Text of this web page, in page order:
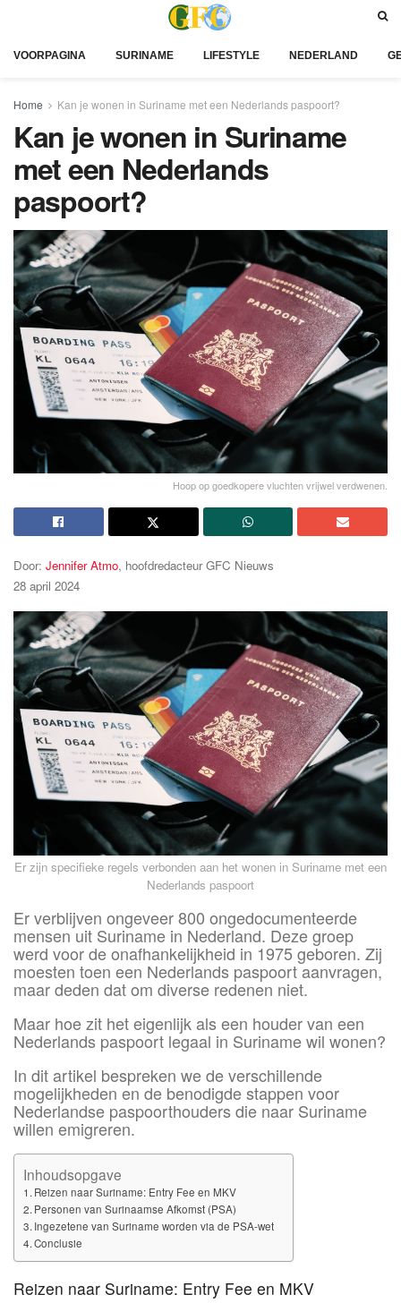
VOORPAGINA SURINAME LIFESTYLE NEDERLAND
Home Kan je wonen in Suriname met een Nederlands paspoort?
Kan je wonen in Suriname
met een Nederlands
paspoort?
Hoop op goedkopere vluchten vrijwel verdwenen.
Door: Jennifer Atmo, hoofdredacteur GFC Nieuws
28 april 2024
Er zijn specifieke regels verbonden aan het wonen in Suriname met een
Nederlands paspoort
Er verblijven ongeveer 800 ongedocumenteerde
mensen uit Suriname in Nederland. Deze groep
werd voor de onafhankelijkheid in 1975 geboren. Zij
moesten toen een Nederlands paspoort aanvragen,
maar deden dat om diverse redenen niet.
Maar hoe zit het eigenlijk als een houder van een
Nederlands paspoort legaal in Suriname wil wonen?
In dit artikel bespreken we de verschillende
mogelijkheden en de benodigde stappen voor
Nederlandse paspoorthouders die naar Suriname
willen emigreren.
Inhoudsopgave
Reizen naar Suriname: Entry Fee en MKV
Personen van Surinaamse Afkomst (PSA)
Ingezetene van Suriname worden via de PSA-wet
Conclusie
Reizen naar Suriname: Entry Fee en MKV